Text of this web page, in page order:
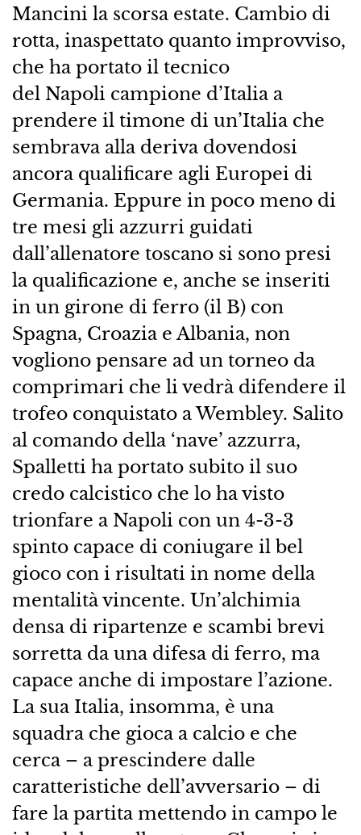
Mancini la scorsa estate. Cambio di
rotta, inaspettato quanto improvviso,
che ha portato il tecnico
del Napoli campione d’Italia a
prendere il timone di un’Italia che
sembrava alla deriva dovendosi
ancora qualificare agli Europei di
Germania. Eppure in poco meno di
tre mesi gli azzurri guidati
dall’allenatore toscano si sono presi
la qualificazione e, anche se inseriti
in un girone di ferro (il B) con
Spagna, Croazia e Albania, non
vogliono pensare ad un torneo da
comprimari che li vedrà difendere il
trofeo conquistato a Wembley. Salito
al comando della ‘nave’ azzurra,
Spalletti ha portato subito il suo
credo calcistico che lo ha visto
trionfare a Napoli con un 4-3-3
spinto capace di coniugare il bel
gioco con i risultati in nome della
mentalità vincente. Un’alchimia
densa di ripartenze e scambi brevi
sorretta da una difesa di ferro, ma
capace anche di impostare l’azione.
La sua Italia, insomma, è una
squadra che gioca a calcio e che
cerca – a prescindere dalle
caratteristiche dell’avversario – di
fare la partita mettendo in campo le